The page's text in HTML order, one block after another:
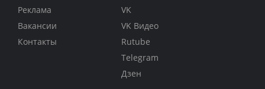
Реклама
Вакансии
Контакты
VK
VK Видео
Rutube
Telegram
Дзен